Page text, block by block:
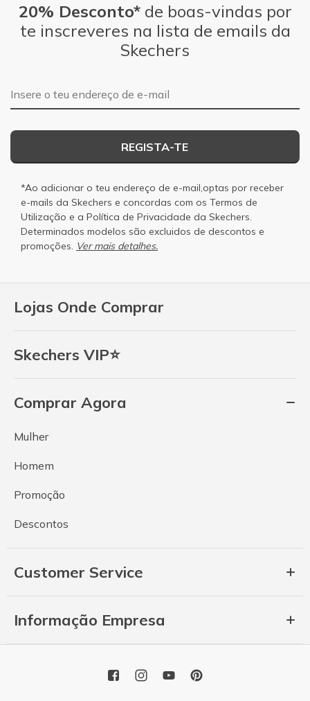
Lojas Onde Comprar
Skechers VIP⭐
Comprar Agora
Mulher
Homem
Promoção
Descontos
Customer Service
Informação Empresa
20% Desconto*de boas-vindas por
te inscreveres na lista de emails da
Skechers
Endereço de e-mail
REGISTA-TE
*Ao adicionar o teu endereço de e-mail,optas por receber
e-mails da Skechers e concordas com os Termos de
Utilização e a Política de Privacidade da Skechers.
Determinados modelos são excluidos de descontos e
promoções. Ver mais detalhes.